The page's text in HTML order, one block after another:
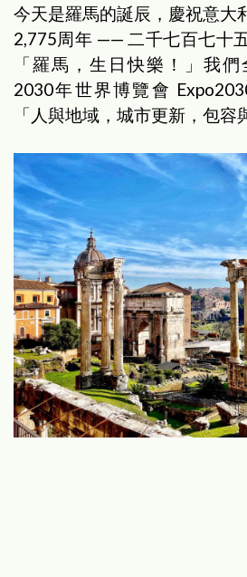
今天是羅馬的誕辰，慶祝意大
2,775周年 —— 二千七百七十
「羅馬，生日快樂！」我
2030年世界博覽會
「人與地域，城市更新，包容